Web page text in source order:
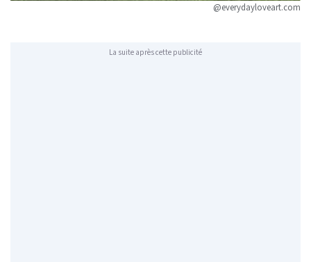
@everydayloveart.com
La suite après cette publicité